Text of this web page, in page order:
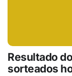
Resultado
sorteados